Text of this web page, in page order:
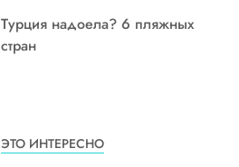
Турция надоела? 6 пляжных
стран
ЭТО ИНТЕРЕСНО